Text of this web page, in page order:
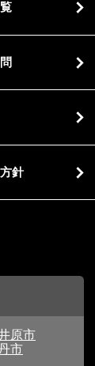
針
原市
市